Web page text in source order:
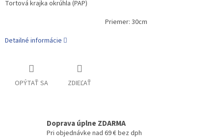
Tortová krajka okrúhla (PAP)
Priemer: 30cm
Detailné informácie
OPÝTAŤ SA ZDIEĽAŤ
Doprava úplne ZDARMA
Pri objednávke nad 69 € bez dph